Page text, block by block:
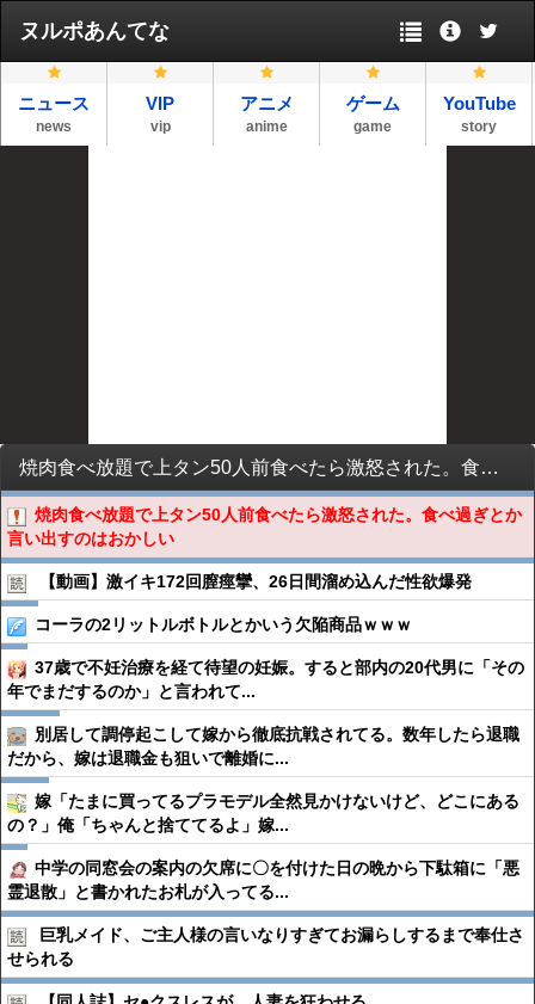
ヌルポあんてな
ニュース
news
VIP
vip
アニメ
anime
ゲーム
game
YouTube
story
焼肉食べ放題で上タン50人前食べたら激怒された。食べ過ぎとか言い出すのはおかしい
焼肉食べ放題で上タン50人前食べたら激怒された。食べ過ぎとか
言い出すのはおかしい
【動画】激イキ172回膣痙攣、26日間溜め込んだ性欲爆発
コーラの2リットルボトルとかいう欠陥商品ｗｗｗ
37歳で不妊治療を経て待望の妊娠。すると部内の20代男に「その
年でまだするのか」と言われて...
別居して調停起こして嫁から徹底抗戦されてる。数年したら退職
だから、嫁は退職金も狙いで離婚に...
嫁「たまに買ってるプラモデル全然見かけないけど、どこにある
の？」俺「ちゃんと捨ててるよ」嫁...
中学の同窓会の案内の欠席に〇を付けた日の晩から下駄箱に「悪
霊退散」と書かれたお札が入ってる...
巨乳メイド、ご主人様の言いなりすぎてお漏らしするまで奉仕さ
せられる